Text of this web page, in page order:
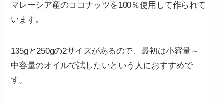
マレーシア産のココナッツを100％使用して作られて
います。
135gと250gの2サイズがあるので、最初は小容量～
中容量のオイルで試したいという人におすすめで
す。